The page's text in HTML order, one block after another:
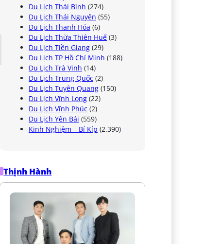
Du Lịch Thái Bình (274)
Du Lịch Thái Nguyên (55)
Du Lịch Thanh Hóa (6)
Du Lịch Thừa Thiên Huế (3)
Du Lịch Tiền Giang (29)
Du Lịch TP Hồ Chí Minh (188)
Du Lịch Trà Vinh (14)
Du Lịch Trung Quốc (2)
Du Lịch Tuyên Quang (150)
Du Lịch Vĩnh Long (22)
Du Lịch Vĩnh Phúc (2)
Du Lịch Yên Bái (559)
Kinh Nghiệm – Bí Kíp (2.390)
Thịnh Hành